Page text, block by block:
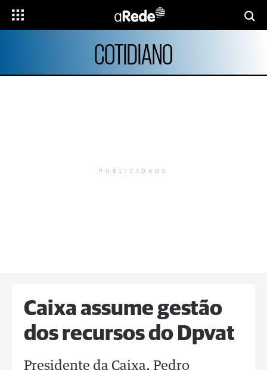
COTIDIANO
PUBLICIDADE
Caixa assume gestão
dos recursos do Dpvat
Presidente da Caixa, Pedro